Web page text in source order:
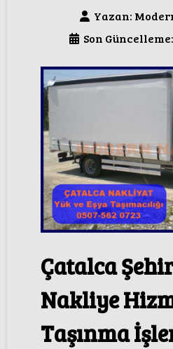
Yazan:
Son
Çatalca
Nakliye
Taşınma